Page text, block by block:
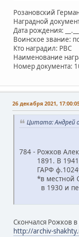
Розановский
Наградной
Дата рождения:
Воинское звание:
Кто наградил: РВС
Наименование
Номер документа:
26 декабря 2021,
Цитата: Андрей
784 - Рожков
1891. В 1941
ГАРФ
*в местной
в 1930 и
Скончался Рожков
http://archiv-